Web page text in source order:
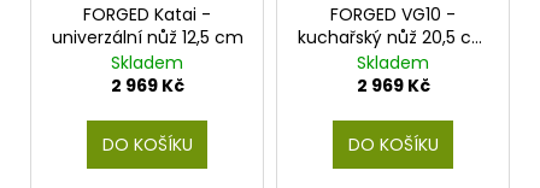
FORGED Katai -
univerzální nůž 12,5 cm
Skladem
2 969 Kč
DO KOŠÍKU
FORGED VG10 -
kuchařský nůž 20,5 cm
s koženým pouzdrem
Skladem
2 969 Kč
DO KOŠÍKU